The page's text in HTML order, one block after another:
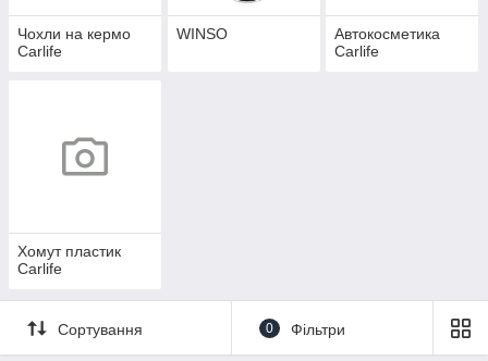
Чохли на кермо
Carlife
WINSO
Автокосметика
Carlife
Хомут пластик
Carlife
Сортування 0 Фільтри